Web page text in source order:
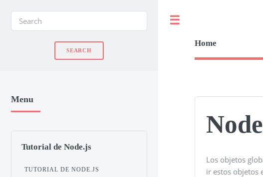
Home
Los objetos
ir estos objetos
Menu
Tutorial de Node.js
TUTORIAL DE NODE.JS